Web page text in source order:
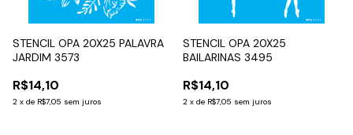
STENCIL OPA 20X25 PALAVRA
JARDIM 3573
R$14,10
2 x de R$7,05 sem juros
STENCIL OPA 20X25
BAILARINAS 3495
R$14,10
2 x de R$7,05 sem juros